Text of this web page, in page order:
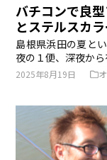
バチコンで良
とステルスカ
島根県浜田の夏と
夜の１便、深夜か
2025年8月19日